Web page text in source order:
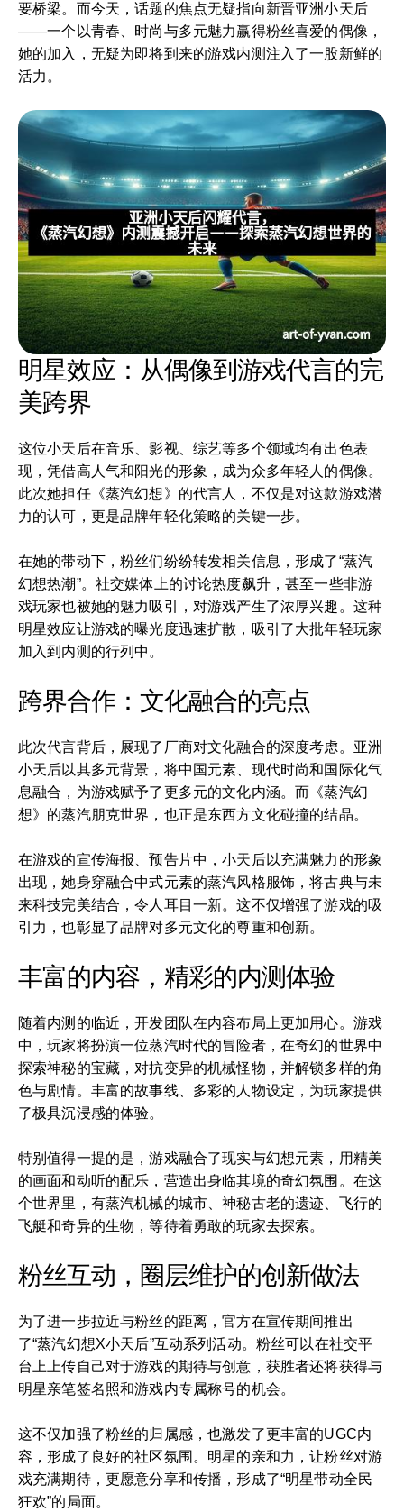
要桥梁。而今天，话题的焦点无疑指向新晋亚洲小天后
——一个以青春、时尚与多元魅力赢得粉丝喜爱的偶像，
她的加入，无疑为即将到来的游戏内测注入了一股新鲜的
活力。
明星效应：从偶像到游戏代言的完
美跨界
这位小天后在音乐、影视、综艺等多个领域均有出色表
现，凭借高人气和阳光的形象，成为众多年轻人的偶像。
此次她担任《蒸汽幻想》的代言人，不仅是对这款游戏潜
力的认可，更是品牌年轻化策略的关键一步。
在她的带动下，粉丝们纷纷转发相关信息，形成了“蒸汽
幻想热潮”。社交媒体上的讨论热度飙升，甚至一些非游
戏玩家也被她的魅力吸引，对游戏产生了浓厚兴趣。这种
明星效应让游戏的曝光度迅速扩散，吸引了大批年轻玩家
加入到内测的行列中。
跨界合作：文化融合的亮点
此次代言背后，展现了厂商对文化融合的深度考虑。亚洲
小天后以其多元背景，将中国元素、现代时尚和国际化气
息融合，为游戏赋予了更多元的文化内涵。而《蒸汽幻
想》的蒸汽朋克世界，也正是东西方文化碰撞的结晶。
在游戏的宣传海报、预告片中，小天后以充满魅力的形象
出现，她身穿融合中式元素的蒸汽风格服饰，将古典与未
来科技完美结合，令人耳目一新。这不仅增强了游戏的吸
引力，也彰显了品牌对多元文化的尊重和创新。
丰富的内容，精彩的内测体验
随着内测的临近，开发团队在内容布局上更加用心。游戏
中，玩家将扮演一位蒸汽时代的冒险者，在奇幻的世界中
探索神秘的宝藏，对抗变异的机械怪物，并解锁多样的角
色与剧情。丰富的故事线、多彩的人物设定，为玩家提供
了极具沉浸感的体验。
特别值得一提的是，游戏融合了现实与幻想元素，用精美
的画面和动听的配乐，营造出身临其境的奇幻氛围。在这
个世界里，有蒸汽机械的城市、神秘古老的遗迹、飞行的
飞艇和奇异的生物，等待着勇敢的玩家去探索。
粉丝互动，圈层维护的创新做法
为了进一步拉近与粉丝的距离，官方在宣传期间推出
了“蒸汽幻想X小天后”互动系列活动。粉丝可以在社交平
台上上传自己对于游戏的期待与创意，获胜者还将获得与
明星亲笔签名照和游戏内专属称号的机会。
这不仅加强了粉丝的归属感，也激发了更丰富的UGC内
容，形成了良好的社区氛围。明星的亲和力，让粉丝对游
戏充满期待，更愿意分享和传播，形成了“明星带动全民
狂欢”的局面。